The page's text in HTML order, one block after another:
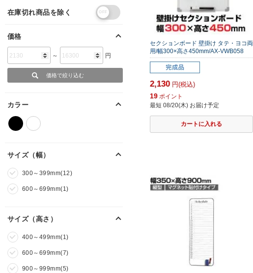
セクションボード 壁掛け タテ・ヨコ両
用/幅300×高さ450mm/AX-VWB058
2,130 円(税込)
19 ポイント
最短 08/20(木) お届け予定
在庫切れ商品を除く
価格
～ 円
カラー
サイズ（幅）
300～399mm(12)
600～699mm(1)
サイズ（高さ）
400～499mm(1)
600～699mm(7)
900～999mm(5)